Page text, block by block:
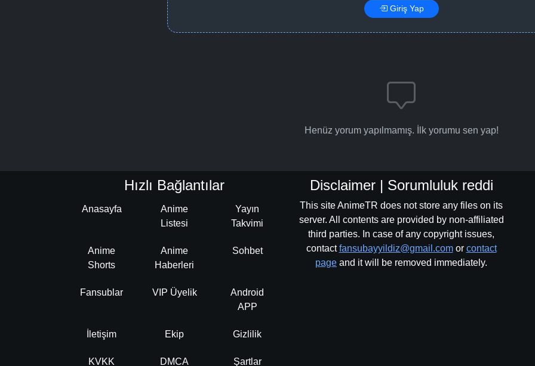
Giriş Yap
Henüz yorum yapılmamış. İlk yorumu sen yap!
Hızlı Bağlantılar
Anasayfa
Anime
Listesi
Yayın
Takvimi
Anime
Shorts
Anime
Haberleri
Sohbet
Fansublar VIP Üyelik
Android
APP
İletişim Ekip Gizlilik
KVKK DMCA Şartlar
Disclaimer | Sorumluluk reddi
This site AnimeTR does not store any files on its
server. All contents are provided by non-affiliated
third parties. In case of any copyright issues,
contactfansubayyildiz@gmail.comor contact
page and it will be removed immediately.